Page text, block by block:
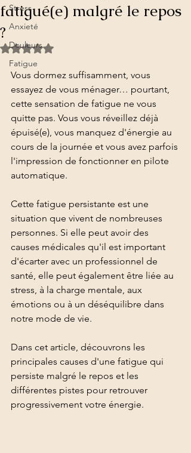
Stress
Anxieté
Douleurs
Fatigue
fatigué(e) malgré le repos
?
Noté NaN étoiles sur 5.
Vous dormez suffisamment, vous
essayez de vous ménager… pourtant,
cette sensation de fatigue ne vous
quitte pas. Vous vous réveillez déjà
épuisé(e), vous manquez d'énergie au
cours de la journée et vous avez parfois
l'impression de fonctionner en pilote
automatique.
Cette fatigue persistante est une
situation que vivent de nombreuses
personnes. Si elle peut avoir des
causes médicales qu'il est important
d'écarter avec un professionnel de
santé, elle peut également être liée au
stress, à la charge mentale, aux
émotions ou à un déséquilibre dans
notre mode de vie.
Dans cet article, découvrons les
principales causes d'une fatigue qui
persiste malgré le repos et les
différentes pistes pour retrouver
progressivement votre énergie.